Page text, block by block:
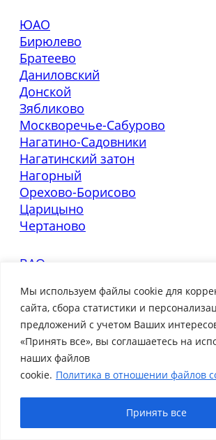
Мы используем файлы cookie для
сайта, сбора статистики и
предложений с учетом Ваших
«Принять все», вы соглашаетесь на
наших файлов
cookie. Политика в отношении файлов
Принять все
ЮАО
Бирюлево
Братеево
Даниловский
Донской
Зябликово
Москворечье-Сабурово
Нагатино-Садовники
Нагатинский затон
Нагорный
Орехово-Борисово
Царицыно
Чертаново
ВАО
Вешняки
Восточный
Гольяново
Ивановское
Измайлово
Косино-Ухтомский
Метрогородок
Новокосино